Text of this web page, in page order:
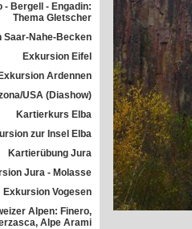
- Bergell - Engadin:
Thema Gletscher
Saar-Nahe-Becken
Exkursion Eifel
Exkursion Ardennen
USA (Diashow)
Kartierkurs Elba
zur Insel Elba
Kartierübung Jura
Jura - Molasse
Exkursion Vogesen
Alpen: Finero,
Alpe Arami